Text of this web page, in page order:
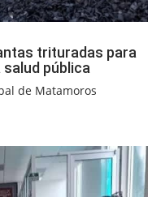
trituradas para
pública
de Matamoros